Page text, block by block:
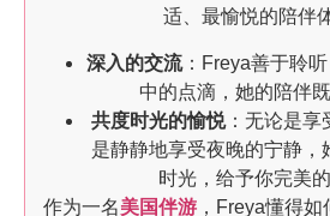
适、最愉悦的陪伴
深入的交流：Freya善于聆
中的点滴，她的陪伴
共度时光的愉悦：无论是享
是静静地享受夜晚的宁静，
时光，给予你完美
作为一名美国伴游，Freya懂得如